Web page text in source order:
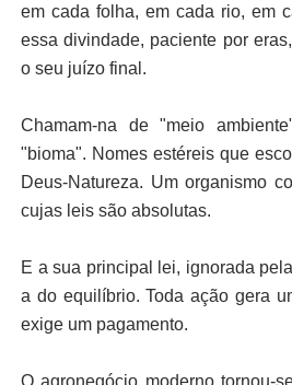
em cada folha, em cada rio, em
essa divindade, paciente por
o seu juízo final.
Chamam-na de "meio
"bioma". Nomes estéreis que
Deus-Natureza. Um organismo
cujas leis são absolutas.
E a sua principal lei, ignorada
a do equilíbrio. Toda ação gera
exige um pagamento.
O agronegócio moderno tornou-